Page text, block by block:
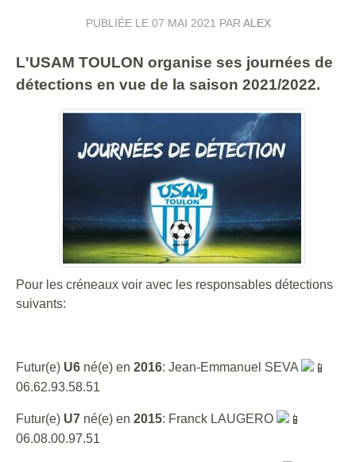
PUBLIÉE LE 07 MAI 2021 PAR ALEX
L'USAM TOULON organise ses journées de
détections en vue de la saison 2021/2022.
Pour les créneaux voir avec les responsables détections
suivants:
Futur(e) U6 né(e) en 2016: Jean-Emmanuel SEVA
06.62.93.58.51
Futur(e) U7 né(e) en 2015: Franck LAUGERO
06.08.00.97.51